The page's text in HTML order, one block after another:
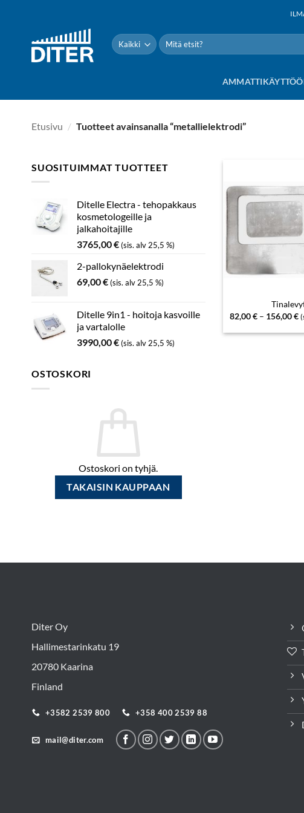
Etsi:
Etusivu / Tuotteet avainsanalla “metallielektrodi”
SUOSITUIMMAT TUOTTEET
Ditelle Electra - tehopakkaus
kosmetologeille ja
jalkahoitajille
3765,00€(sis. alv 25,5 %)
2-pallokynäelektrodi
69,00€(sis. alv 25,5 %)
Ditelle 9in1 - hoitoja kasvoille
ja vartalolle
3990,00€(sis. alv 25,5 %)
OSTOSKORI
Ostoskori on tyhjä.
TAKAISIN KAUPPAAN
82,00€ – 156,00€
-
Diter Oy
Hallimestarinkatu 19
20780 Kaarina
Finland
+3582 2539 800 +358 400 2539 88
mail@diter.com